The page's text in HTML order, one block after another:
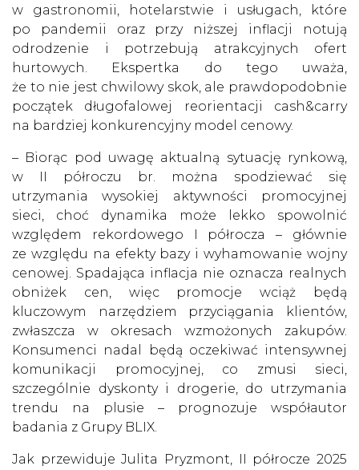
w gastronomii, hotelarstwie i usługach, które
po pandemii oraz przy niższej inflacji notują
odrodzenie i potrzebują atrakcyjnych ofert
hurtowych. Ekspertka do tego uważa,
że to nie jest chwilowy skok, ale prawdopodobnie
początek długofalowej reorientacji cash&carry
na bardziej konkurencyjny model cenowy.
– Biorąc pod uwagę aktualną sytuację rynkową,
w II półroczu br. można spodziewać się
utrzymania wysokiej aktywności promocyjnej
sieci, choć dynamika może lekko spowolnić
względem rekordowego I półrocza – głównie
ze względu na efekty bazy i wyhamowanie wojny
cenowej. Spadająca inflacja nie oznacza realnych
obniżek cen, więc promocje wciąż będą
kluczowym narzędziem przyciągania klientów,
zwłaszcza w okresach wzmożonych zakupów.
Konsumenci nadal będą oczekiwać intensywnej
komunikacji promocyjnej, co zmusi sieci,
szczególnie dyskonty i drogerie, do utrzymania
trendu na plusie – prognozuje współautor
badania z Grupy BLIX.
Jak przewiduje Julita Pryzmont, II półrocze 2025